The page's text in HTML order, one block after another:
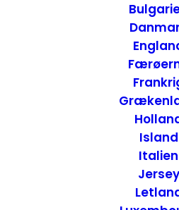
Island
Italien
Jersey